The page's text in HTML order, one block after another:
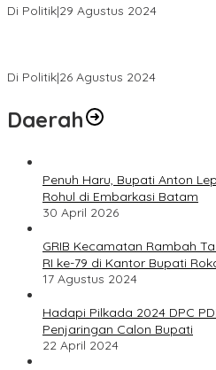
Di Politik|29 Agustus 2024
Di Politik|26 Agustus 2024
Daerah
Penuh Haru, Bupati Anton
Rohul di Embarkasi Batam
30 April 2026
GRIB Kecamatan Rambah
RI ke-79 di Kantor Bupati
17 Agustus 2024
Hadapi Pilkada 2024 DPC
Penjaringan Calon Bupati
22 April 2024